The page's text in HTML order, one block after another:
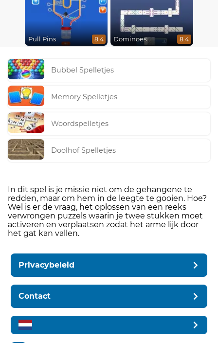
Pull Pins 8.4 Dominoes 8.4
Bubbel Spelletjes
Memory Spelletjes
Woordspelletjes
Doolhof Spelletjes
In dit spel is je missie niet om de gehangene te
redden, maar om hem in de leegte te gooien. Hoe?
Wel is er de vraag, het oplossen van een reeks
verwrongen puzzels waarin je twee stukken moet
activeren en verplaatsen zodat het arme lijk door
het gat kan vallen.
Privacybeleid
Contact